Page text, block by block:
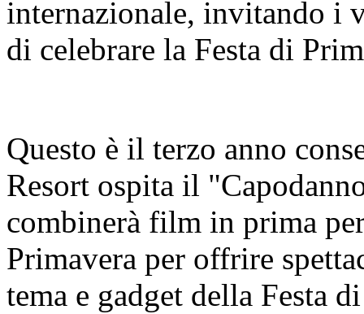
internazionale, invitando i
di celebrare la Festa di
Questo è il terzo anno
Resort ospita il
combinerà film in prima
Primavera per offrire
tema e gadget della Festa